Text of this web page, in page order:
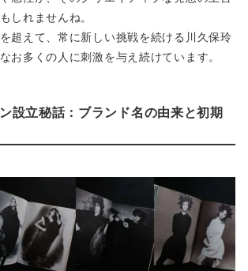
しれませんね。
超えて、常に新しい挑戦を続ける川久保玲
お多くの人に刺激を与え続けています。
設立秘話：ブランド名の由来と初期